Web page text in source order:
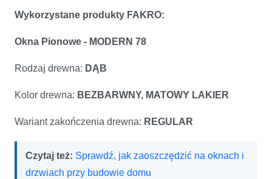
Wykorzystane produkty FAKRO:
Okna Pionowe - MODERN 78
Rodzaj drewna: DĄB
Kolor drewna: BEZBARWNY, MATOWY LAKIER
Wariant zakończenia drewna: REGULAR
Czytaj też: Sprawdź, jak zaoszczędzić na oknach i
drzwiach przy budowie domu